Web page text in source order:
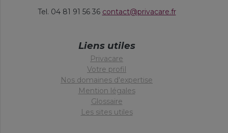
Tel. 04 81 91 56 36 contact@privacare.fr
Liens utiles
Privacare
Votre profil
Nos domaines d'expertise
Mention légales
Glossaire
Les sites utiles